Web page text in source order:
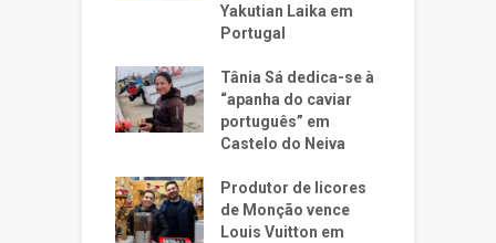
Yakutian Laika em
Portugal
Tânia Sá dedica-se à
“apanha do caviar
português” em
Castelo do Neiva
Produtor de licores
de Monção vence
Louis Vuitton em